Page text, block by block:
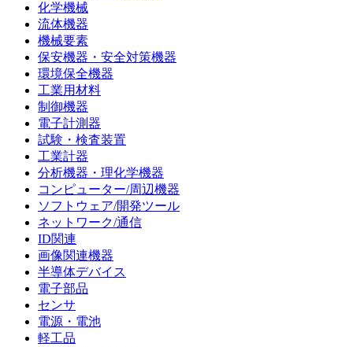
化学機械
流体機器
機械要素
保安機器・安全対策機器
環境保全機器
工業用材料
制御機器
電子計測器
試験・検査装置
工業計器
分析機器・理化学機器
コンピューター/周辺機器
ソフトウェア/開発ツール
ネットワーク/通信
ID関連
画像関連機器
半導体デバイス
電子部品
センサ
電源・電池
軽工品